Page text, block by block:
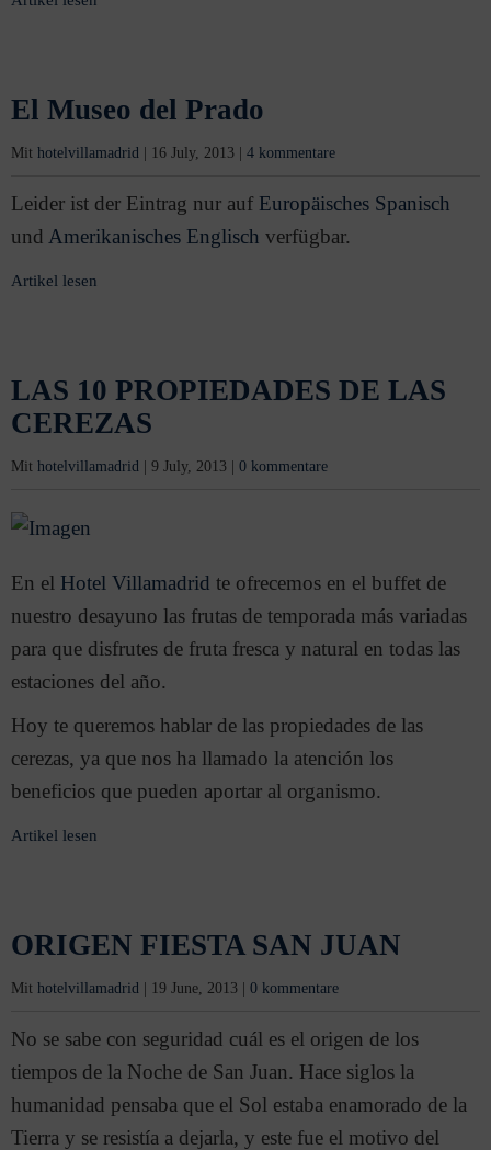
El Museo del Prado
Mit hotelvillamadrid 16 July, 2013 4 kommentare
Leider ist der Eintrag nur auf Europäisches Spanisch
und Amerikanisches Englisch verfügbar.
Artikel lesen
LAS 10 PROPIEDADES DE LAS
CEREZAS
Mit hotelvillamadrid 9 July, 2013 0 kommentare
En el Hotel Villamadrid te ofrecemos en el buffet de
nuestro desayuno las frutas de temporada más variadas
para que disfrutes de fruta fresca y natural en todas las
estaciones del año.
Hoy te queremos hablar de las propiedades de las
cerezas, ya que nos ha llamado la atención los
beneficios que pueden aportar al organismo.
Artikel lesen
ORIGEN FIESTA SAN JUAN
Mit hotelvillamadrid 19 June, 2013 0 kommentare
No se sabe con seguridad cuál es el origen de los
tiempos de la Noche de San Juan. Hace siglos la
humanidad pensaba que el Sol estaba enamorado de la
Tierra y se resistía a dejarla, y este fue el motivo del